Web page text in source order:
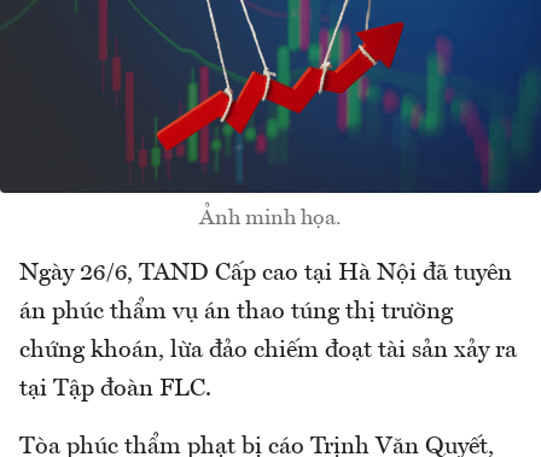
Ảnh minh họa.
Ngày 26/6, TAND Cấp cao tại Hà Nội đã tuyên
án phúc thẩm vụ án thao túng thị trường
chứng khoán, lừa đảo chiếm đoạt tài sản xảy ra
tại Tập đoàn FLC.
Tòa phúc thẩm phạt bị cáo Trịnh Văn Quyết,